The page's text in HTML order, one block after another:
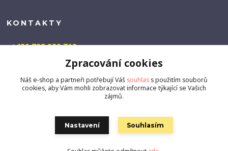
KONTAKTY
+420 723 989 719
info@barny-shop.cz
Zpracování cookies
Náš e-shop a partneři potřebují Váš souhlas s použitím souborů
cookies, aby Vám mohli zobrazovat informace týkající se Vašich
zájmů.
Nastavení Souhlasím